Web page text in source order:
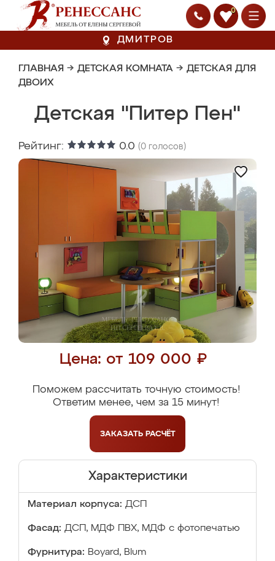
0
ДМИТРОВ
ГЛАВНАЯ → ДЕТСКАЯ КОМНАТА → ДЕТСКАЯ ДЛЯ
ДВОИХ
Детская "Питер Пен"
Рейтинг: 0.0 (0 голосов)
Цена: от 109 000 ₽
Поможем рассчитать точную стоимость!
Ответим менее, чем за 15 минут!
ЗАКАЗАТЬ РАСЧЁТ
Характеристики
Материал корпуса: ДСП
Фасад: ДСП, МДФ ПВХ, МДФ с фотопечатью
Фурнитура: Boyard, Blum